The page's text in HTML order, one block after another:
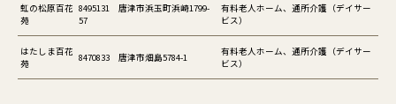
虹の松原百花
苑
8495131 唐津市浜玉町浜崎1799-
57
有料老人ホーム、通所介護（デイサー
ビス）
はたしま百花
苑
8470833 唐津市畑島5784-1
有料老人ホーム、通所介護（デイサー
ビス）